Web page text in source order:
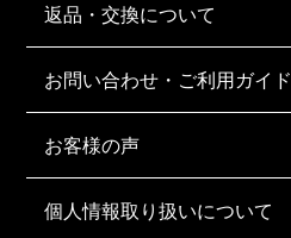
返品・交換について
お問い合わせ・ご利用ガイド
お客様の声
個人情報取り扱いについて